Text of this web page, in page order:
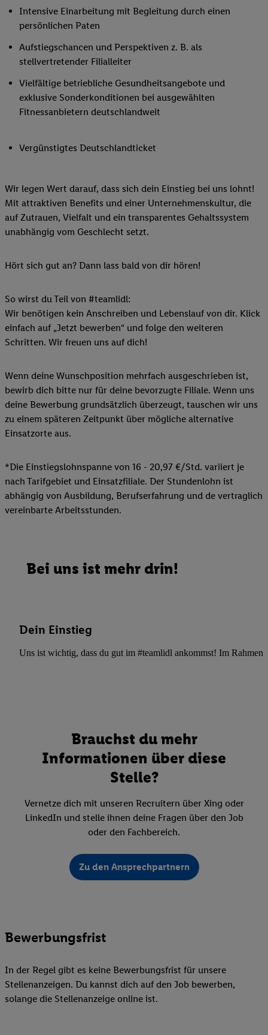
Intensive Einarbeitung mit Begleitung durch einen
persönlichen Paten
Aufstiegschancen und Perspektiven z. B. als
stellvertretender Filialleiter
Vielfältige betriebliche Gesundheitsangebote und
exklusive Sonderkonditionen bei ausgewählten
Fitnessanbietern deutschlandweit
Vergünstigtes Deutschlandticket
Wir legen Wert darauf, dass sich dein Einstieg bei uns lohnt!
Mit attraktiven Benefits und einer Unternehmenskultur, die
auf Zutrauen, Vielfalt und ein transparentes Gehaltssystem
unabhängig vom Geschlecht setzt.
Hört sich gut an? Dann lass bald von dir hören!
So wirst du Teil von #teamlidl:
Wir benötigen kein Anschreiben und Lebenslauf von dir. Klick
einfach auf „Jetzt bewerben“ und folge den weiteren
Schritten. Wir freuen uns auf dich!
Wenn deine Wunschposition mehrfach ausgeschrieben ist,
bewirb dich bitte nur für deine bevorzugte Filiale. Wenn uns
deine Bewerbung grundsätzlich überzeugt, tauschen wir uns
zu einem späteren Zeitpunkt über mögliche alternative
Einsatzorte aus.
*Die Einstiegslohnspanne von 16 - 20,97 €/Std. variiert je
nach Tarifgebiet und Einsatzfiliale. Der Stundenlohn ist
abhängig von Ausbildung, Berufserfahrung und de vertraglich
vereinbarte Arbeitsstunden.
Bei uns ist mehr drin!
Dein Einstieg
Uns ist wichtig, dass du gut im #teamlidl ankommst! Im Rahmen
Brauchst du mehr
Informationen über diese
Stelle?
Vernetze dich mit unseren Recruitern über Xing oder
LinkedIn und stelle ihnen deine Fragen über den Job
oder den Fachbereich.
Zu den Ansprechpartnern
Bewerbungsfrist
In der Regel gibt es keine Bewerbungsfrist für unsere
Stellenanzeigen. Du kannst dich auf den Job bewerben,
solange die Stellenanzeige online ist.